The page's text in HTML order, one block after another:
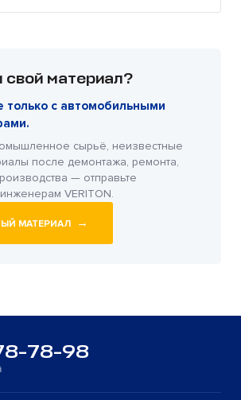
материал?
только с автомобильными
сырьё, неизвестные
после демонтажа, ремонта,
— отправьте
VERITON.
МАТЕРИАЛ →
78-98